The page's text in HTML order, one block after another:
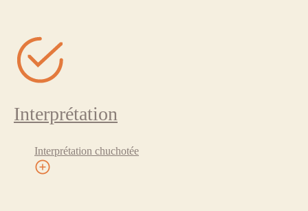
Interprétation
Interprétation chuchotée